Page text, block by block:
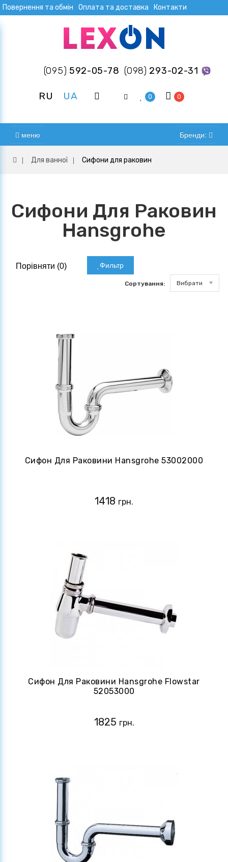
Повернення та обмін Оплата та доставка Контакти
(095) 592-05-78 (098) 293-02-31
RU UA 0 0
меню Бренди:
Для ванної Сифони для раковин
Сифони Для Раковин
Hansgrohe
Порівняти (0) Фильтр
Сортування: Вибрати
Сифон Для Раковини Hansgrohe 53002000
1418 грн.
Сифон Для Раковини Hansgrohe Flowstar
52053000
1825 грн.